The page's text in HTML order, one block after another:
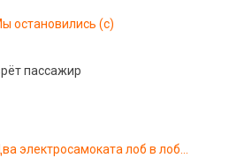
остановились (с)
пассажир
электросамоката лоб в лоб